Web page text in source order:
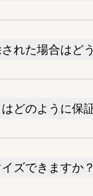
れた場合はど
どのように保
ズできますか？